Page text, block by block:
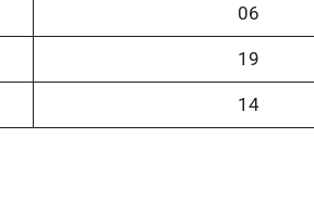
06
19
14